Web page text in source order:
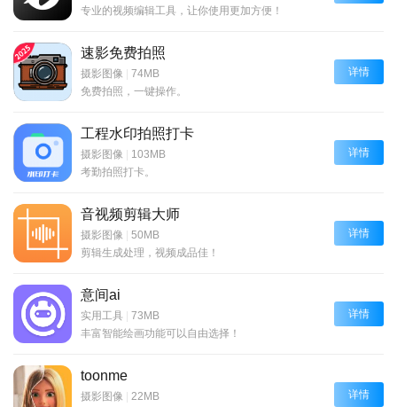
专业的视频编辑工具，让你使用更加方便！
速影免费拍照
摄影图像
74MB
免费拍照，一键操作。
详情
工程水印拍照打卡
摄影图像
103MB
考勤拍照打卡。
详情
音视频剪辑大师
摄影图像
50MB
剪辑生成处理，视频成品佳！
详情
意间ai
实用工具
73MB
丰富智能绘画功能可以自由选择！
详情
toonme
摄影图像
22MB
详情